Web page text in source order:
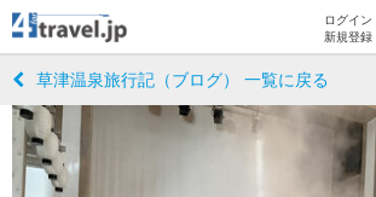
ログイン
新規登録
草津温泉旅行記（ブログ） 一覧に戻る